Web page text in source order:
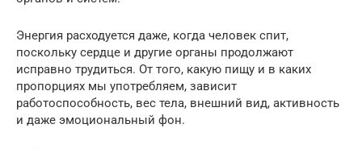
Энергия расходуется даже, когда человек спит,
поскольку сердце и другие органы продолжают
исправно трудиться. От того, какую пищу и в каких
пропорциях мы употребляем, зависит
работоспособность, вес тела, внешний вид, активность
и даже эмоциональный фон.